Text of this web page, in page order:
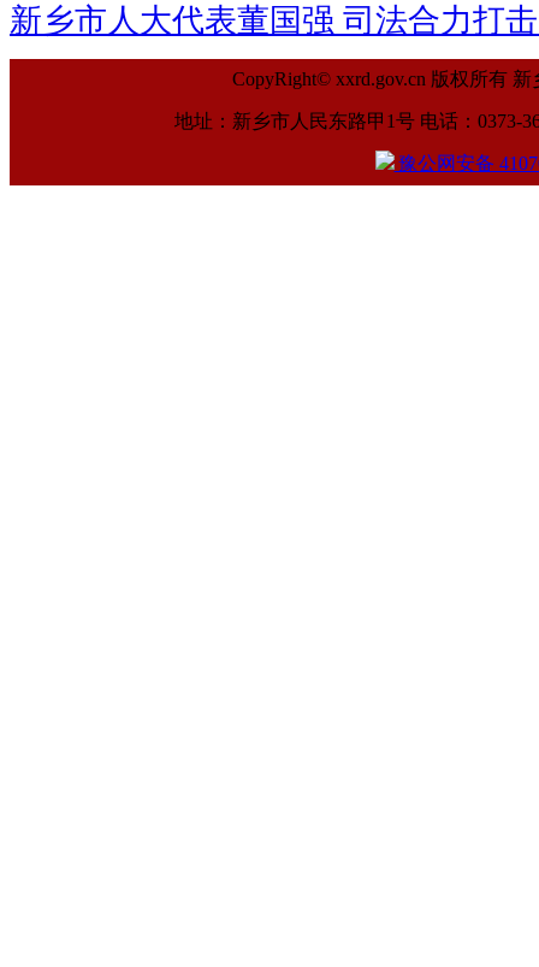
新乡市人大代表董国强 司法合力打
CopyRight© xxrd.gov.cn 版权所有
地址：新乡市人民东路甲1号 电话：0373-
豫公网安备